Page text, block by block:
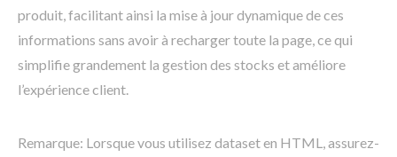
produit, facilitant ainsi la mise à jour dynamique de ces
informations sans avoir à recharger toute la page, ce qui
simplifie grandement la gestion des stocks et améliore
l’expérience client.
Remarque: Lorsque vous utilisez dataset en HTML, assurez-